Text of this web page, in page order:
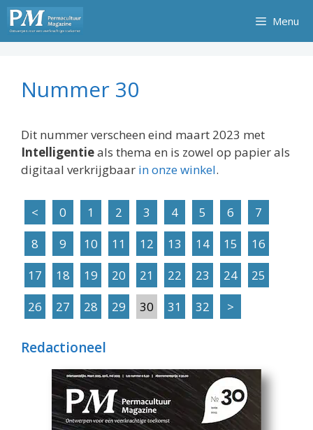
Ga
naar
de
Menu
Nummer 30
Dit nummer verscheen eind maart 2023 met
Intelligentieals thema en is zowel op papier als
digitaal verkrijgbaar in onze winkel.
< 0 1 2 3 4 5 6
7
8
9 10 11 12 13 14 15
16
17
18 19 20 21 22 23 24
25
26
27 28 29 30 31 32 >
Redactioneel